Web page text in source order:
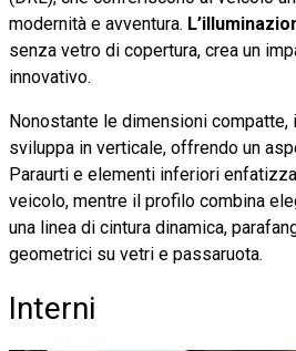
modernità e avventura.
senza vetro di copertura, crea un
innovativo.
Nonostante le dimensioni
sviluppa in verticale, offrendo un
Paraurti e elementi inferiori
veicolo, mentre il profilo combina
una linea di cintura dinamica,
geometrici su vetri e passaruota.
Interni